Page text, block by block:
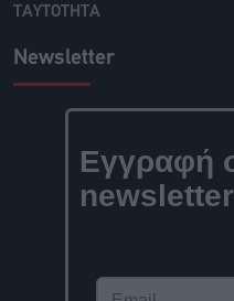
ΤΑΥΤΟΤΗΤΑ
Newsletter
Εγγραφή
newsletter